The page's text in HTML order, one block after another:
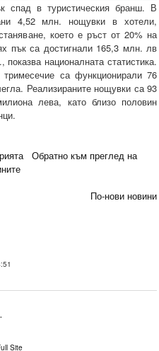
спад в туристическия бранш. В
4,52 млн. нощувки в хотели,
което е ръст от 20% на
пък са достигнали 165,3 млн. лв
националната статистика.
са функционирали 76
Реализираните нощувки са 93
лева, като близо половин
Обратно към преглед на
По-нови новини
.
Site